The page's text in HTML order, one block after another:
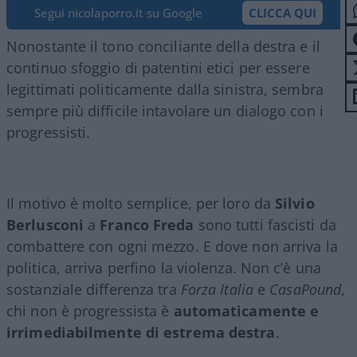
Segui nicolaporro.it su Google CLICCA QUI
Nonostante il tono conciliante della destra e il
continuo sfoggio di patentini etici per essere
legittimati politicamente dalla sinistra, sembra
sempre più difficile intavolare un dialogo con i
progressisti.
Il motivo è molto semplice, per loro da Silvio
Berlusconi a Franco Freda sono tutti fascisti da
combattere con ogni mezzo. E dove non arriva la
politica, arriva perfino la violenza. Non c’è una
sostanziale differenza tra Forza Italiae CasaPound,
chi non è progressista è automaticamente e
irrimediabilmente di estrema destra.